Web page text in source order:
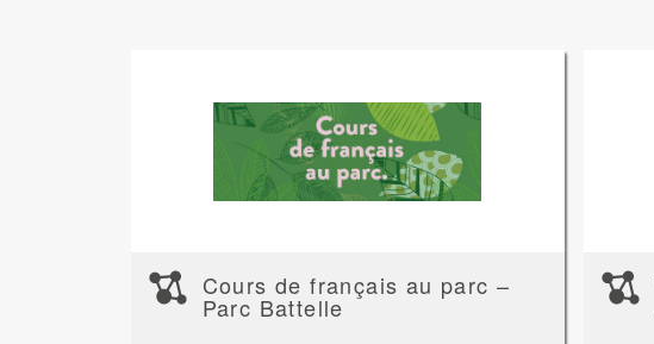
Cours de français au parc –
Parc Battelle